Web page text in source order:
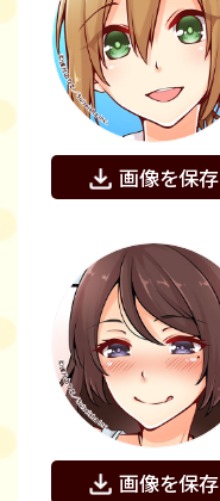
画像を保存
画像を保存